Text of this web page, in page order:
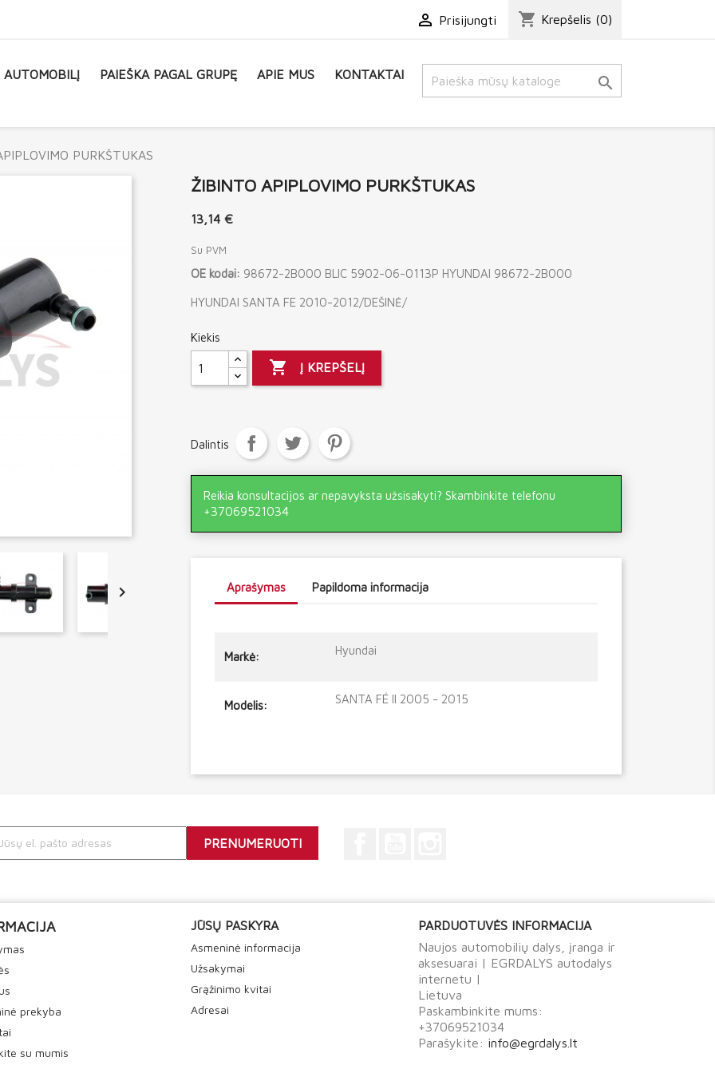
 Prisijungti shopping_cart Krepšelis (0)
AUTOMOBILĮ PAIEŠKA PAGAL GRUPĘ APIE MUS KONTAKTAI 
PURKŠTUKAS

ŽIBINTO APIPLOVIMO PURKŠTUKAS
13,14 €
Su PVM
OE kodai: 98672-2B000 BLIC 5902-06-0113P HYUNDAI 98672-2B000
HYUNDAI SANTA FE 2010-2012/DEŠINĖ/
Kiekis
 Į KREPŠELĮ
Dalintis
Reikia konsultacijos ar nepavyksta užsisakyti? Skambinkite telefonu
+37069521034
Aprašymas Papildoma informacija
Markė: Hyundai
Modelis: SANTA FÉ II 2005 - 2015
prekyba
su mumis
JŪSŲ PASKYRA
Asmeninė informacija
Užsakymai
Grąžinimo kvitai
Adresai
PARDUOTUVĖS INFORMACIJA
Naujos automobilių dalys, įranga ir
aksesuarai | EGRDALYS autodalys
internetu |
Lietuva
Paskambinkite mums:
+37069521034
Parašykite: info@egrdalys.lt